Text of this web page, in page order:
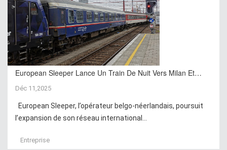
European Sleeper Lance Un Train De Nuit Vers Milan Et…
Déc 11,2025
European Sleeper, l’opérateur belgo-néerlandais, poursuit
l’expansion de son réseau international...
Entreprise